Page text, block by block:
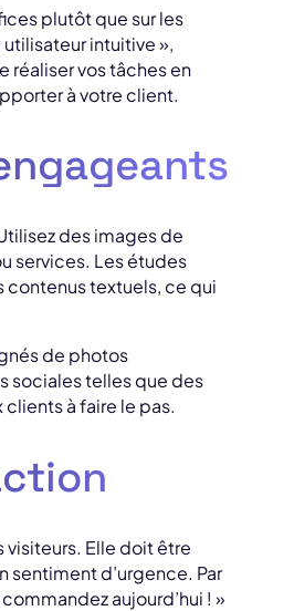
plutôt que sur les
intuitive »,
réaliser vos tâches en
à votre client.
des images de
services. Les études
contenus textuels, ce qui
de photos
sociales telles que des
à faire le pas.
visiteurs. Elle doit être
sentiment d’urgence. Par
aujourd’hui ! »